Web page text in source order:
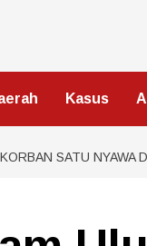
Kasus
SATU NYAWA